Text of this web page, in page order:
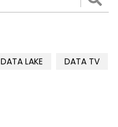
DATA LAKE DATA TV